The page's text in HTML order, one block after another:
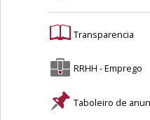
Transparencia
RRHH - Emprego
Taboleiro de